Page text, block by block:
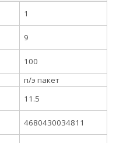
1
9
100
п/э пакет
11.5
4680430034811